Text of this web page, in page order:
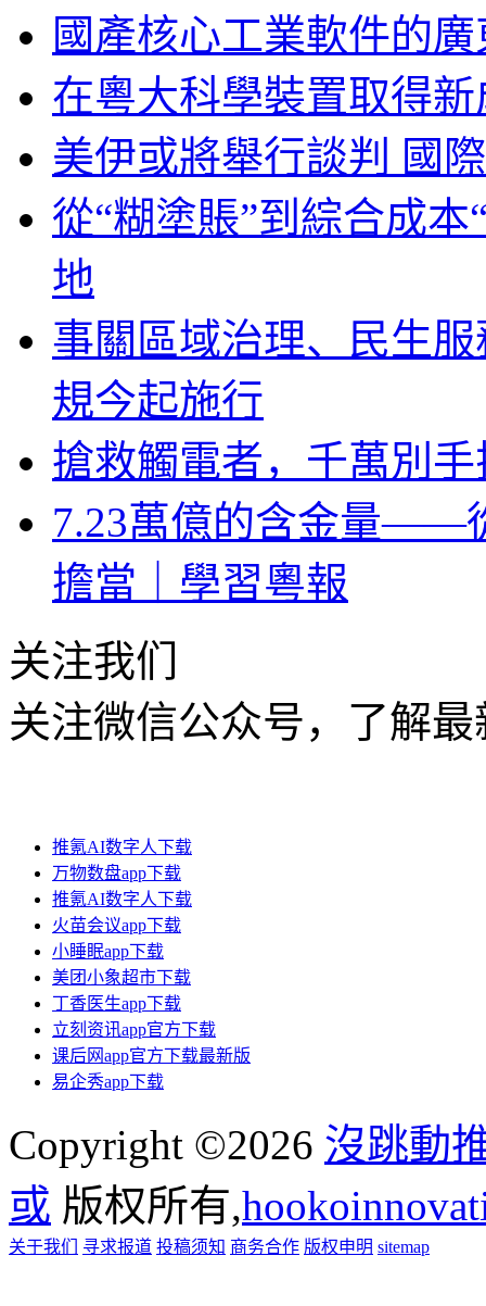
國產核心工業軟件的
在粵大科學裝置取得新
美伊或將舉行談判 國
從“糊塗賬”到綜合成
地
事關區域治理、民生
規今起施行
搶救觸電者，千萬別
7.23萬億的含金量——
擔當｜學習粵報
关注我们
关注微信公众号，了解
推氪AI数字人下载
万物数盘app下载
推氪AI数字人下载
火苗会议app下载
小睡眠app下载
美团小象超市下载
丁香医生app下载
立刻资讯app官方下载
课后网app官方下载最新版
易企秀app下载
Copyright ©2026 沒跳動
或 版权所有,
关于我们 寻求报道 投稿须知 商务合作 版权申明 sitemap